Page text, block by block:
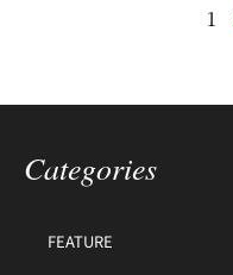
1
Categories
FEATURE